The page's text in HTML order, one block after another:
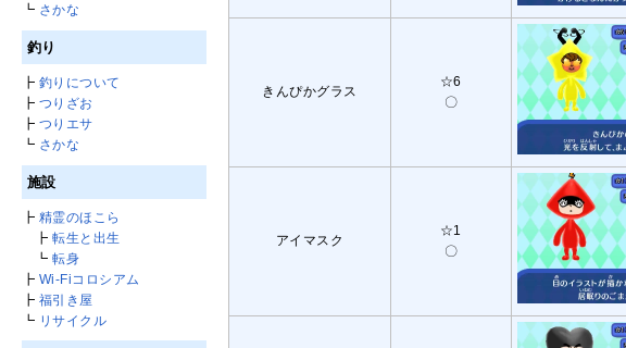
きんぴかグラス
☆6
〇
アイマスク
☆1
〇
┗ さかな
釣り
┣ 釣りについて
┣ つりざお
┣ つりエサ
┗ さかな
施設
┣ 精霊のほこら
┣転生と出生
┗転身
┣ Wi-Fiコロシアム
┣ 福引き屋
┗ リサイクル